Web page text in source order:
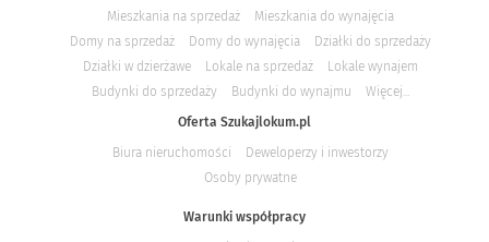
Mieszkania na sprzedaż
Mieszkania do wynajęcia
Domy na sprzedaż
Domy do wynajęcia
Działki do sprzedaży
Działki w dzierżawe
Lokale na sprzedaż
Lokale wynajem
Budynki do sprzedaży
Budynki do wynajmu
Więcej...
Oferta Szukajlokum.pl
Biura nieruchomości
Deweloperzy i inwestorzy
Osoby prywatne
Warunki współpracy